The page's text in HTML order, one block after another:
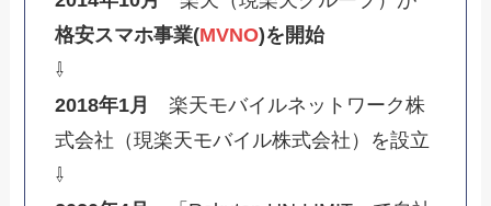
格安スマホ事業(MVNO)を開始
⇩
2018年1月
楽天モバイルネットワーク株
式会社（現楽天モバイル株式会社）を設立
⇩